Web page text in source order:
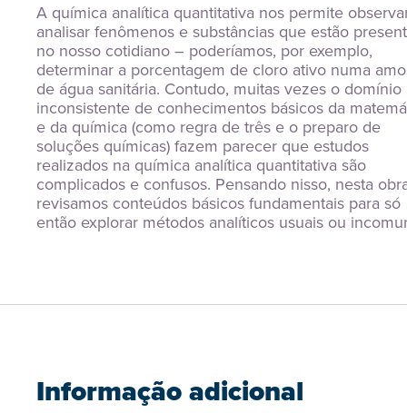
A química analítica quantitativa nos permite
analisar fenômenos e substâncias que estão
no nosso cotidiano – poderíamos, por exemplo,
determinar a porcentagem de cloro ativo numa
de água sanitária. Contudo, muitas vezes o domínio
inconsistente de conhecimentos básicos da
e da química (como regra de três e o preparo de
soluções químicas) fazem parecer que estudos
realizados na química analítica quantitativa são
complicados e confusos. Pensando nisso, nesta
revisamos conteúdos básicos fundamentais para só
então explorar métodos analíticos usuais ou
Informação adicional